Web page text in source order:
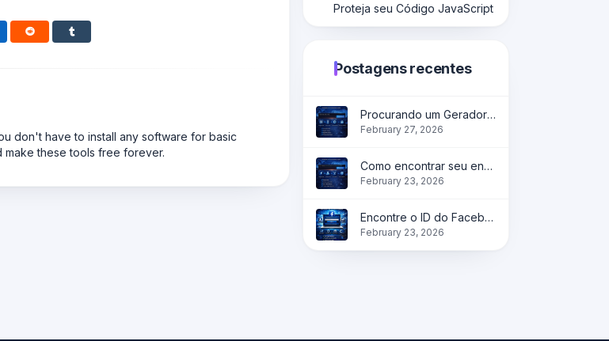
don't have to install any software for basic
make these tools free forever.
Proteja seu Código JavaScript
Postagens recentes
Procurando um Gerador de Código QR Confiável?
February 27, 2026
Como encontrar seu endereço IP online instantaneamente?
February 23, 2026
Encontre o ID do Facebook Online | Obtenha instantaneamente o ID do perfil, página e grupo
February 23, 2026